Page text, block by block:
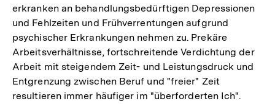
erkranken an behandlungsbedürftigen Depressionen
und Fehlzeiten und Frühverrentungen aufgrund
psychischer Erkrankungen nehmen zu. Prekäre
Arbeitsverhältnisse, fortschreitende Verdichtung der
Arbeit mit steigendem Zeit- und Leistungsdruck und
Entgrenzung zwischen Beruf und "freier" Zeit
resultieren immer häufiger im "überforderten Ich".